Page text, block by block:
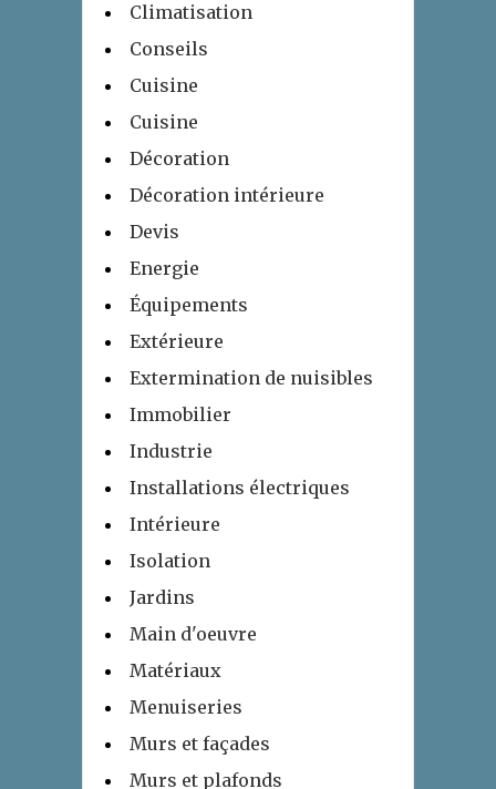
Climatisation
Conseils
Cuisine
Cuisine
Décoration
Décoration intérieure
Devis
Energie
Équipements
Extérieure
Extermination de nuisibles
Immobilier
Industrie
Installations électriques
Intérieure
Isolation
Jardins
Main d'oeuvre
Matériaux
Menuiseries
Murs et façades
Murs et plafonds